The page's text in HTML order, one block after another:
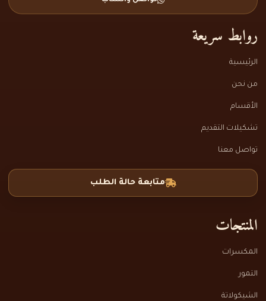
روابط سريعة
الرئيسية
من نحن
الأقسام
تشكيلات التقديم
تواصل معنا
متابعة حالة الطلب
المنتجات
المكسرات
التمور
الشيكولاتة